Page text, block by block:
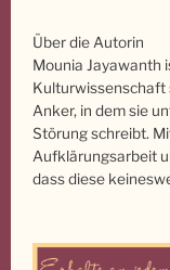
Über die Autorin
Mounia Jayawanth
Kulturwissenschaft
Anker, in dem sie
Störung schreibt.
Aufklärungsarbeit
dass diese